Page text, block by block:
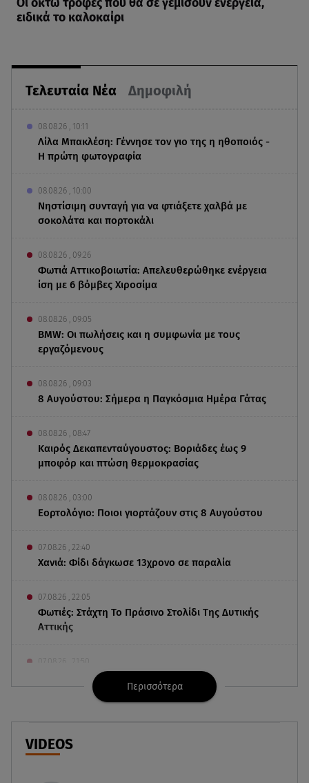
Τελευταία Νέα Δημοφιλή
08.08.26 , 10:11
Λίλα Μπακλέση: Γέννησε τον γιο της η ηθοποιός -
Η πρώτη φωτογραφία
08.08.26 , 10:00
Νηστίσιμη συνταγή για να φτιάξετε χαλβά με
σοκολάτα και πορτοκάλι
08.08.26 , 09:26
Φωτιά Αττικοβοιωτία: Απελευθερώθηκε ενέργεια
ίση με 6 βόμβες Χιροσίμα
08.08.26 , 09:05
BMW: Οι πωλήσεις και η συμφωνία με τους
εργαζόμενους
08.08.26 , 09:03
8 Αυγούστου: Σήμερα η Παγκόσμια Ημέρα Γάτας
08.08.26 , 08:47
Καιρός Δεκαπενταύγουστος: Βοριάδες έως 9
μποφόρ και πτώση θερμοκρασίας
08.08.26 , 03:00
Εορτολόγιο: Ποιοι γιορτάζουν στις 8 Αυγούστου
07.08.26 , 22:40
Χανιά: Φίδι δάγκωσε 13χρονο σε παραλία
07.08.26 , 22:05
Φωτιές: Στάχτη Το Πράσινο Στολίδι Της Δυτικής
Αττικής
«Συμφωνία της Μέκκας» για Τουρκία – Σαουδική
Αραβία - Πακιστάν
07.08.26 , 21:50
Καιρός: Έρχονται ξανά 40άρια - Σε ποιες περιοχές
Περισσότερα
VIDEOS
ειδικά το καλοκαίρι